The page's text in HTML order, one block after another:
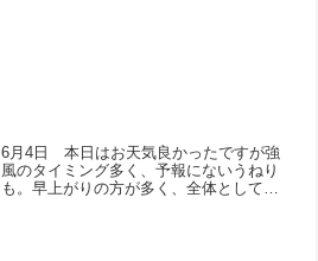
6月4日 本日はお天気良かったですが強
風のタイミング多く、予報にないうねり
も。早上がりの方が多く、全体として釣